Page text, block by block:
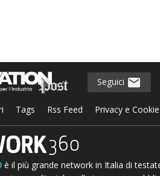
Seguici
Tags Rss Feed Privacy e
è il più grande network in Italia di